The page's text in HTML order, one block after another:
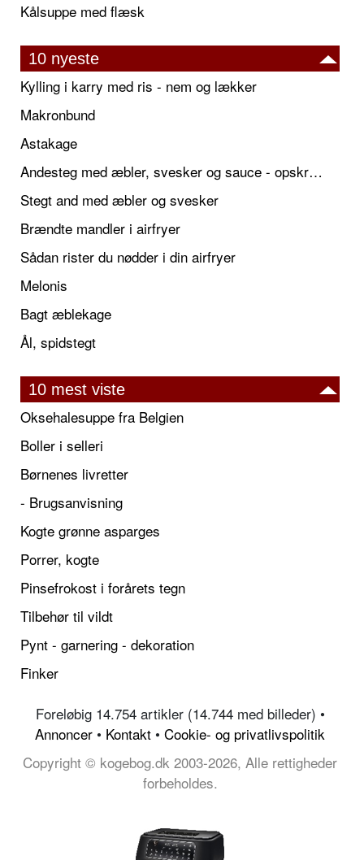
Kålsuppe med flæsk
10 nyeste
Kylling i karry med ris - nem og lækker
Makronbund
Astakage
Andesteg med æbler, svesker og sauce - opskrift også til jul
Stegt and med æbler og svesker
Brændte mandler i airfryer
Sådan rister du nødder i din airfryer
Melonis
Bagt æblekage
Ål, spidstegt
10 mest viste
Oksehalesuppe fra Belgien
Boller i selleri
Børnenes livretter
- Brugsanvisning
Kogte grønne asparges
Porrer, kogte
Pinsefrokost i forårets tegn
Tilbehør til vildt
Pynt - garnering - dekoration
Finker
Foreløbig 14.754 artikler (14.744 med billeder) •
Annoncer • Kontakt • Cookie- og privatlivspolitik
Copyright © kogebog.dk 2003-2026, Alle rettigheder
forbeholdes.